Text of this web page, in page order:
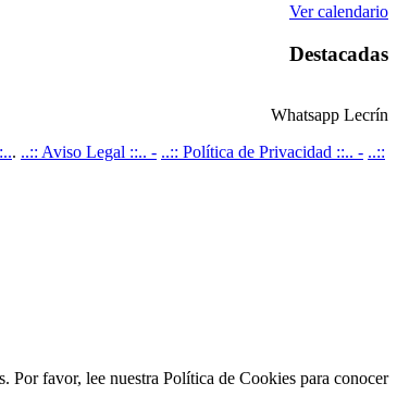
Ver calendario
Destacadas
Whatsapp Lecrín
. ..:: Aviso Legal ::.. - ..:: Política de Privacidad ::.. - ..::
Por favor, lee nuestra Política de Cookies para conocer